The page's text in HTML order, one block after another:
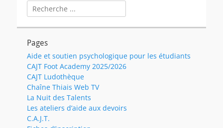
Rechercher :
Pages
Aide et soutien psychologique pour les étudiants
CAJT Foot Academy 2025/2026
CAJT Ludothèque
Chaîne Thiais Web TV
La Nuit des Talents
Les ateliers d’aide aux devoirs
C.A.J.T.